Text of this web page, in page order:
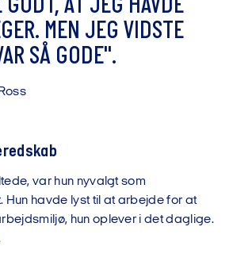
GODT, AT JEG HAVDE
GER. MEN JEG VIDSTE
AR SÅ GODE".
Ross
var hun nyvalgt som
havde lyst til at arbejde for at
hun oplever i det daglige.